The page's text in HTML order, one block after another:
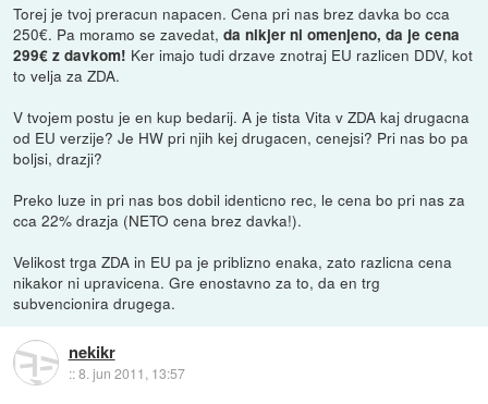
Torej je tvoj preracun napacen. Cena pri nas brez davka bo cca
250€. Pa moramo se zavedat,da nikjer ni omenjeno, da je cena
299€ z davkom! Ker imajo tudi drzave znotraj EU razlicen DDV, kot
to velja za ZDA.
V tvojem postu je en kup bedarij. A je tista Vita v ZDA kaj drugacna
od EU verzije? Je HW pri njih kej drugacen, cenejsi? Pri nas bo pa
boljsi, drazji?
Preko luze in pri nas bos dobil identicno rec, le cena bo pri nas za
cca 22% drazja (NETO cena brez davka!).
Velikost trga ZDA in EU pa je priblizno enaka, zato razlicna cena
nikakor ni upravicena. Gre enostavno za to, da en trg
subvencionira drugega.
nekikr
::8. jun 2011, 13:57